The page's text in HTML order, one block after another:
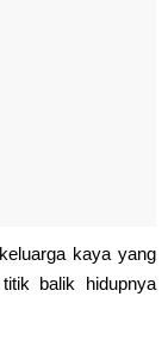
kaya yang
balik hidupnya